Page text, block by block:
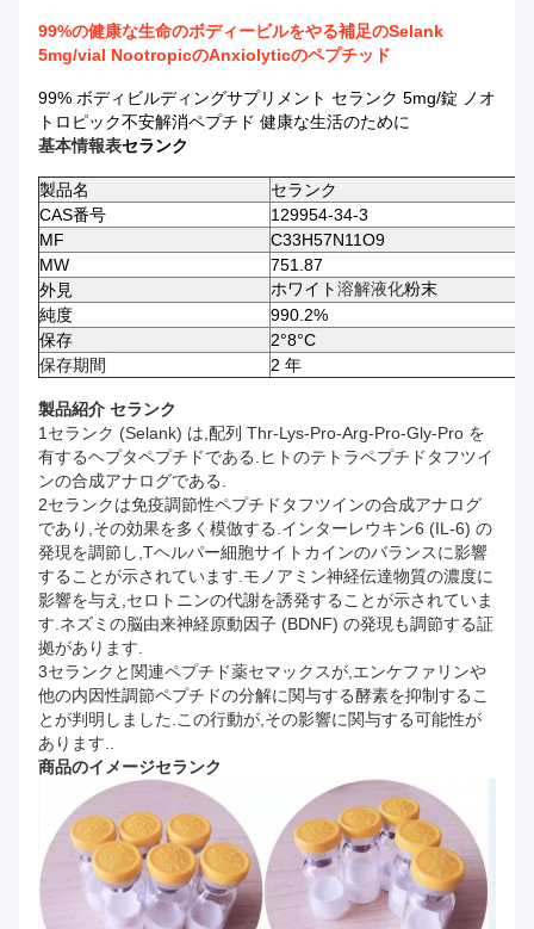
99%の健康な生命のボディービルをやる補足のSelank
5mg/vial NootropicのAnxiolyticのペプチッド
99% ボディビルディングサプリメント セランク 5mg/錠 ノオ
トロピック不安解消ペプチド 健康な生活のために
基本情報表セランク
製品名
セランク
CAS番号
129954-34-3
MF
C33H57N11O9
MW
751.87
外見
ホワイト溶解液化粉末
純度
990.2%
保存
2°8°C
保存期間
2 年
製品紹介 セランク
1セランク (Selank) は,配列 Thr-Lys-Pro-Arg-Pro-Gly-Pro を
有するヘプタペプチドである.ヒトのテトラペプチドタフツイ
ンの合成アナログである.
2セランクは免疫調節性ペプチドタフツインの合成アナログ
であり,その効果を多く模倣する.インターレウキン6 (IL-6) の
発現を調節し,Tヘルパー細胞サイトカインのバランスに影響
することが示されています.モノアミン神経伝達物質の濃度に
影響を与え,セロトニンの代謝を誘発することが示されていま
す.ネズミの脳由来神経原動因子 (BDNF) の発現も調節する証
拠があります.
3セランクと関連ペプチド薬セマックスが,エンケファリンや
他の内因性調節ペプチドの分解に関与する酵素を抑制するこ
とが判明しました.この行動が,その影響に関与する可能性が
あります..
商品のイメージセランク